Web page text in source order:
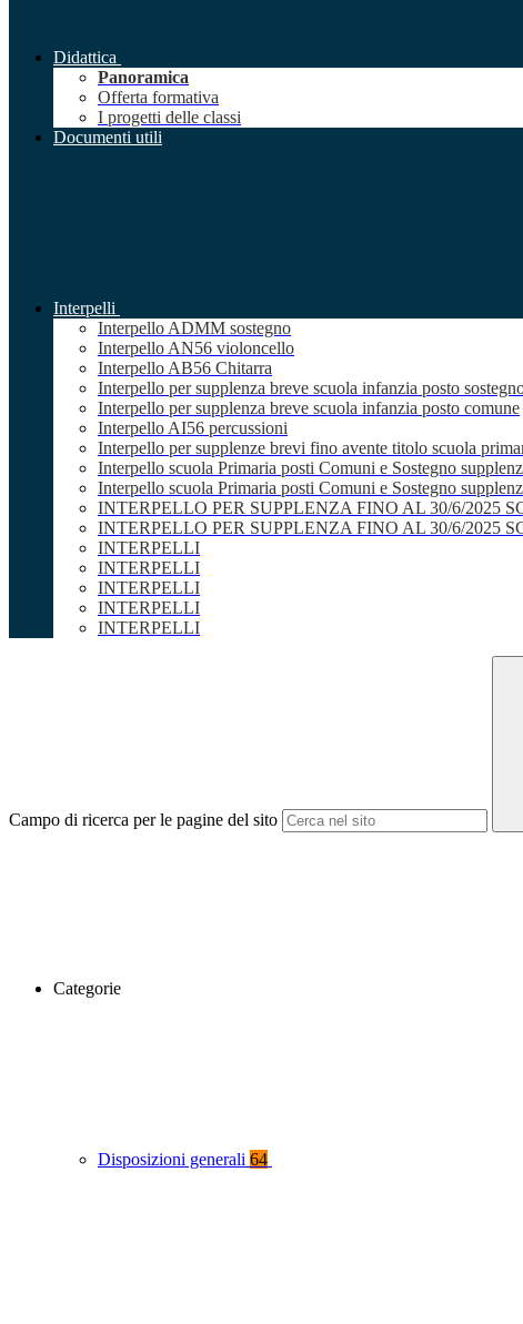
Didattica
Panoramica
Offerta formativa
I progetti delle classi
Documenti utili
Interpelli
Interpello ADMM sostegno
Interpello AN56 violoncello
Interpello AB56 Chitarra
Interpello per supplenza breve scuola infanzia posto
Interpello per supplenza breve scuola infanzia posto comune
Interpello AI56 percussioni
Interpello per supplenze brevi fino avente titolo scuola
Interpello scuola Primaria posti Comuni e Sostegno
Interpello scuola Primaria posti Comuni e Sostegno
INTERPELLO PER SUPPLENZA FINO AL 30/6/2025
INTERPELLO PER SUPPLENZA FINO AL 30/6/2025
INTERPELLI
INTERPELLI
INTERPELLI
INTERPELLI
INTERPELLI
Campo di ricerca per le pagine del sito
Categorie
Disposizioni generali 64